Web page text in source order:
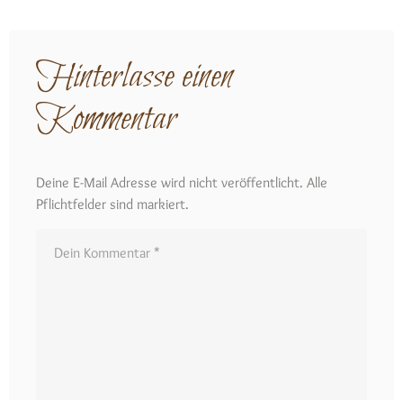
Hinterlasse einen
Kommentar
Deine E-Mail Adresse wird nicht veröffentlicht. Alle
Pflichtfelder sind markiert.